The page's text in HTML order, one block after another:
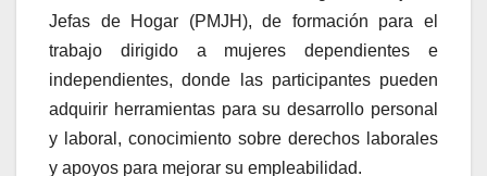
Jefas de Hogar (PMJH), de formación para el
trabajo dirigido a mujeres dependientes e
independientes, donde las participantes pueden
adquirir herramientas para su desarrollo personal
y laboral, conocimiento sobre derechos laborales
y apoyos para mejorar su empleabilidad.